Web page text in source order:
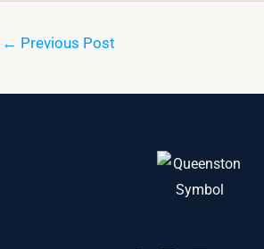
← Previous Post